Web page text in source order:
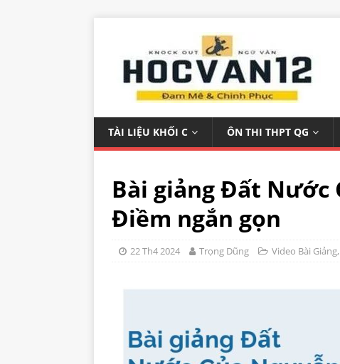
TÀI LIỆU KHỐI C ÔN THI THPT QG
Bài giảng Đất Nước
Điềm ngắn gọn
22 Th4 2024 Trọng Dũng Video Bài Giảng,